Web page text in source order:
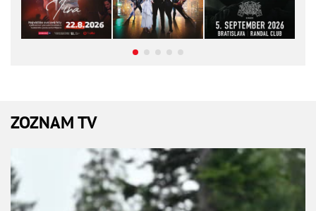
ZOZNAM TV